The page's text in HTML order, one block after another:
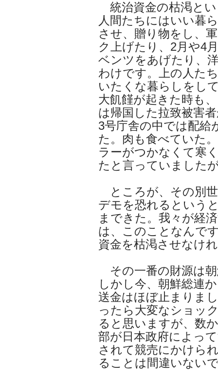
統治資金の枯渇と
人間たちにはいい暮
させ、贈り物をし、
ク上げたり、2月や4
ベンツをあげたり、
わけです。上の人た
いたくな暮らしをし
大飢饉が起きた時も
は帰国した拉致被害
3号庁舎の中では配給
た。肉も食べていた
ラーがつかなくて寒
たと言っていました
ところが、その別
デモを恐れるという
まできた。我々が経
は、このことなんで
資金を枯渇させなけ
その一番の財源は
しかし今、朝鮮総連
送金はほぼ止まりま
ったら大変なショッ
ると思いますが、数
部が日本政府によっ
されて競売にかけら
ることは間違いない